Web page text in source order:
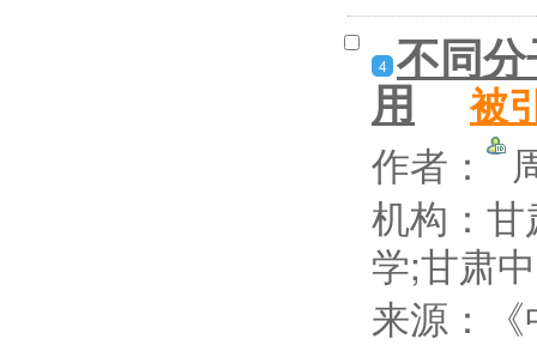
4 不同
用 被
作者：
机构：
学;甘肃
来源：